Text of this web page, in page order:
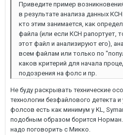
Приведите пример
в результате анализа данных
кто этим занимается, как
файла (или если КСН рапортует,
этот файл и анализируют его),
всем файлам или только по
каков критерий для начала
подозрения на фолс и пр.
Не буду раскрывать технические
технологии безфайлового детекта
фолсов есть как минимум у KL,
подобным образом борится
надо поговорить с Микко.